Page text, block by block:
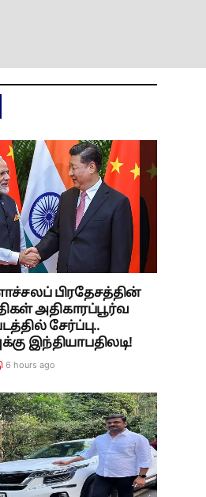
பிரதேசத்தின்
அதிகாரப்பூர்வ
சேர்ப்பு..
இந்தியாபதிலடி!
6 hours ago